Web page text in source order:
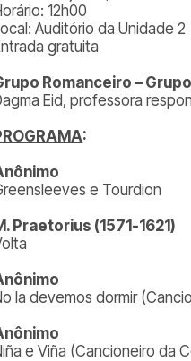
12h00
Auditório da Unidade 2
gratuita
Romanceiro –
Eid, professora
:
e Tourdion
Praetorius (1571-1621)
la devemos dormir
e Viña (Cancioneiro da